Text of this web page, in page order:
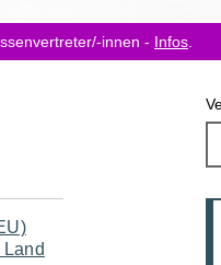
innen - Infos